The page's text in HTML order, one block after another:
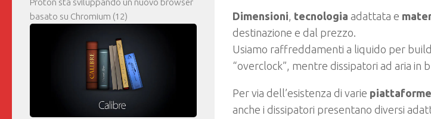
Dimensioni, tecnologia adattata e
destinazione e dal prezzo.
Usiamo raffreddamenti a liquido per
“overclock”, mentre dissipatori ad aria in
Per via dell’esistenza di varie piattaforme
anche i dissipatori presentano diversi
Proton sta sviluppando un nuovo browser
basato su Chromium (12)